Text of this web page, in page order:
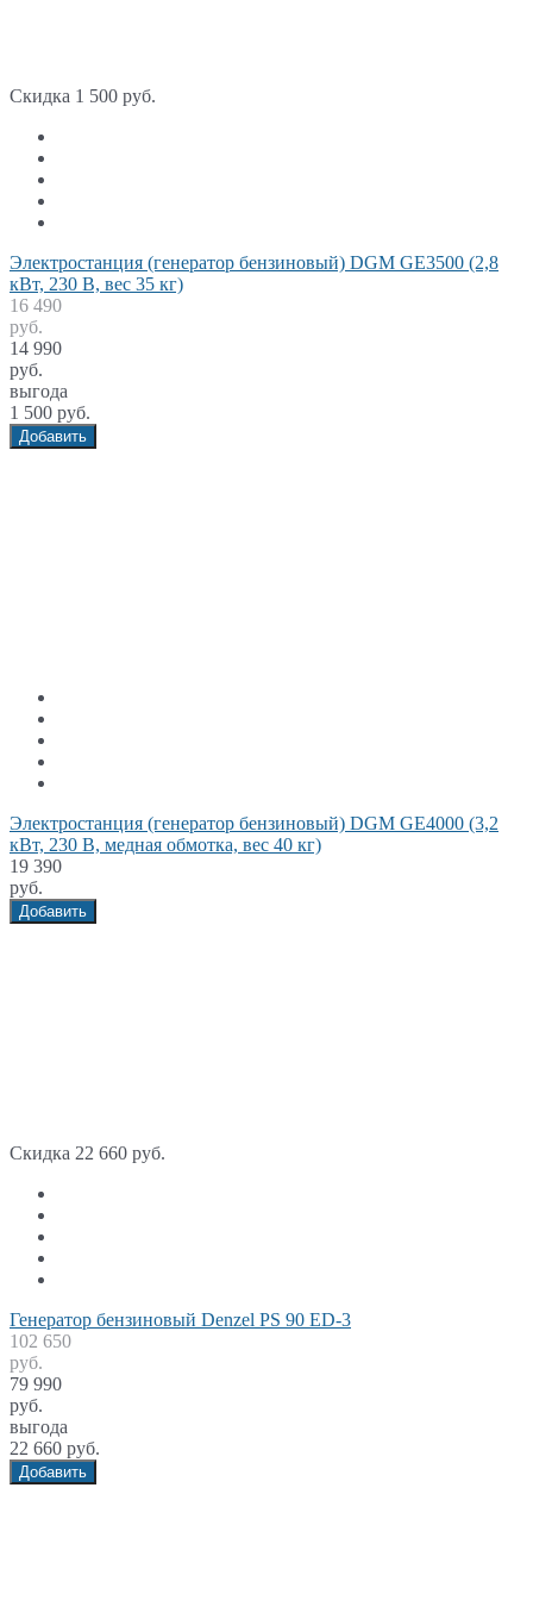
Скидка 1 500 руб.
Электростанция (генератор бензиновый) DGM GE3500 (2,8
кВт, 230 В, вес 35 кг)
16 490
руб.
14 990
руб.
выгода
1 500 руб.
Добавить
Электростанция (генератор бензиновый) DGM GE4000 (3,2
кВт, 230 В, медная обмотка, вес 40 кг)
19 390
руб.
Добавить
Скидка 22 660 руб.
Генератор бензиновый Denzel PS 90 ED-3
102 650
руб.
79 990
руб.
выгода
22 660 руб.
Добавить